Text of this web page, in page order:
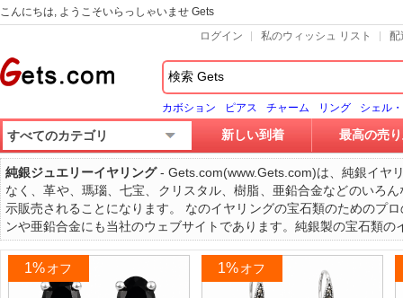
こんにちは, ようこそいらっしゃいませ Gets
ログイン
私のウィッシュ リスト 配
カボション ピアス チャーム リング シェル
すべてのカテゴリ 新しい到着 最高の売
純銀ジュエリーイヤリング- Gets.com(www.Gets.com)は、純銀イヤ
なく、革や、瑪瑙、七宝、クリスタル、樹脂、亜鉛合金などのいろ
示販売されることになります。 なのイヤリングの宝石類のためのプ
ンや亜鉛合金にも当社のウェブサイトであります。純銀製の宝石類
1%オフ 1%オフ